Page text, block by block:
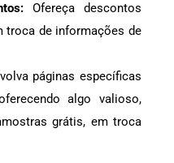
Ofereça descontos
troca de informações de
páginas específicas
algo valioso,
grátis, em troca